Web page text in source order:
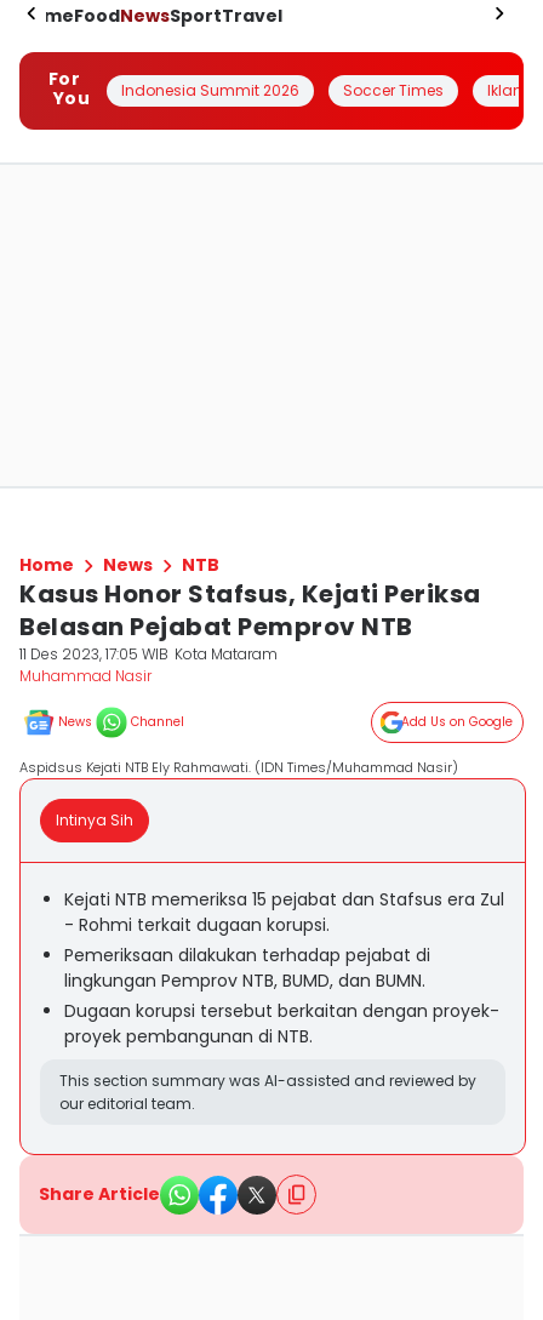
HomeFoodNewsSportTravel
For
You
Indonesia Summit 2026 Soccer Times Iklanin
Home News NTB
Kasus Honor Stafsus, Kejati Periksa
Belasan Pejabat Pemprov NTB
11 Des 2023, 17:05 WIB Kota Mataram
Muhammad Nasir
News Channel Add Us on Google
Aspidsus Kejati NTB Ely Rahmawati. (IDN Times/Muhammad Nasir)
Intinya Sih
Kejati NTB memeriksa 15 pejabat dan Stafsus era Zul
- Rohmi terkait dugaan korupsi.
Pemeriksaan dilakukan terhadap pejabat di
lingkungan Pemprov NTB, BUMD, dan BUMN.
Dugaan korupsi tersebut berkaitan dengan proyek-
proyek pembangunan di NTB.
This section summary was AI-assisted and reviewed by
our editorial team.
Share Article